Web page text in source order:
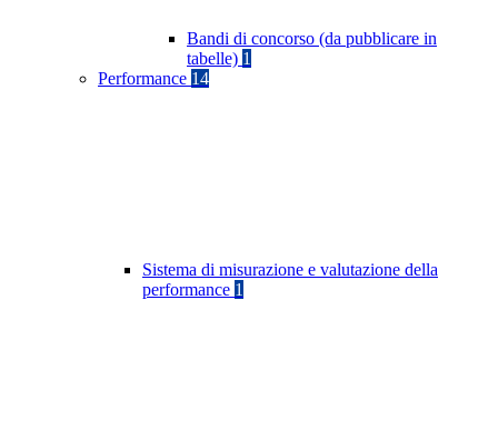
Bandi di concorso (da pubblicare in
tabelle) 1
Performance 14
Sistema di misurazione e valutazione della
performance 1